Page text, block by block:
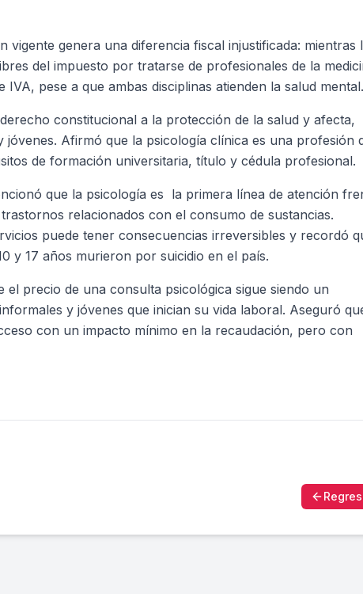
vigente genera una diferencia fiscal injustificada: mientras
del impuesto por tratarse de profesionales de la
pese a que ambas disciplinas atienden la salud mental.
constitucional a la protección de la salud y afecta,
Afirmó que la psicología clínica es una profesión
de formación universitaria, título y cédula profesional.
que la psicología es la primera línea de atención
relacionados con el consumo de sustancias.
puede tener consecuencias irreversibles y recordó
y 17 años murieron por suicidio en el país.
el precio de una consulta psicológica sigue siendo un
y jóvenes que inician su vida laboral. Aseguró
con un impacto mínimo en la recaudación, pero con